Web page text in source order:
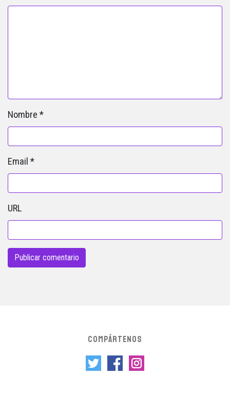
Nombre *
Email *
URL
COMPÁRTENOS